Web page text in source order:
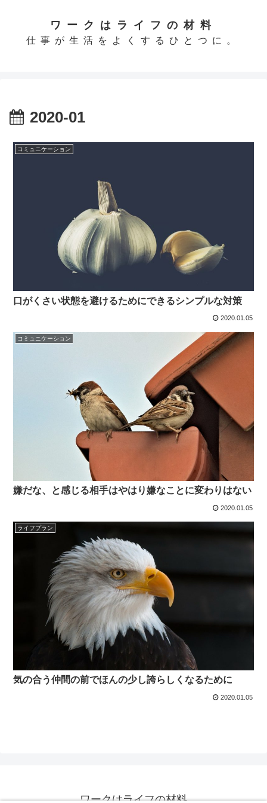
ワークはライフの材料
仕事が生活をよくするひとつに。
2020-01
コミュニケーション
口がくさい状態を避けるためにできるシンプルな対策
2020.01.05
コミュニケーション
嫌だな、と感じる相手はやはり嫌なことに変わりはない
2020.01.05
ライフプラン
気の合う仲間の前でほんの少し誇らしくなるために
2020.01.05
ワークはライフの材料